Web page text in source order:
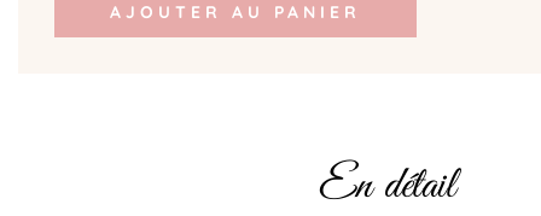
AJOUTER AU PANIER
En détail